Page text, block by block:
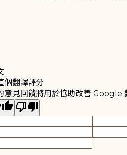
個翻譯評分
意見回饋將用於協助改善 Google